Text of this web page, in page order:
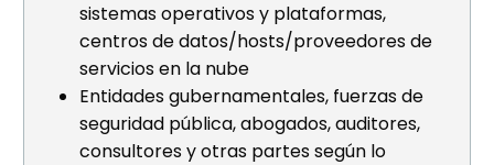
sistemas operativos y plataformas,
centros de datos/hosts/proveedores de
servicios en la nube
Entidades gubernamentales, fuerzas de
seguridad pública, abogados, auditores,
consultores y otras partes según lo